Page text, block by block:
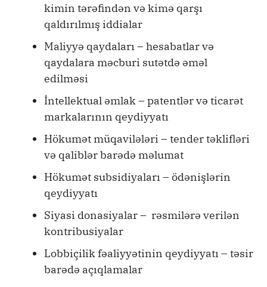
kimin tərəfindən və kimə qarşı
qaldırılmış iddialar
Maliyyə qaydaları – hesabatlar və
qaydalara məcburi sutətdə əməl
edilməsi
İntellektual əmlak – patentlər və ticarət
markalarının qeydiyyatı
Hökumət müqavilələri – tender təklifləri
və qaliblər barədə məlumat
Hökumət subsidiyaları – ödənişlərin
qeydiyyatı
Siyasi donasiyalar – rəsmilərə verilən
kontribusiyalar
Lobbiçilik fəaliyyətinin qeydiyyatı – təsir
barədə açıqlamalar